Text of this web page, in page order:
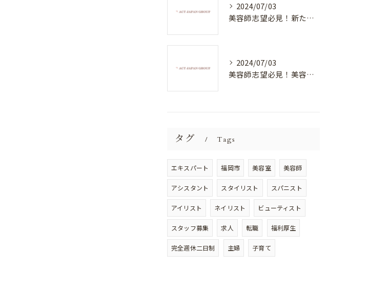
2024/07/03
美容師志望必見！新たな価値を創造する美容室でハイレベルな技術を学べる環境
2024/07/03
美容師志望必見！美容室NEWSTANDARDで最高のスキルアップを目指そう！
タグ Tags
エキスパート 福岡市 美容室 美容師
アシスタント スタイリスト スパニスト
アイリスト ネイリスト ビューティスト
スタッフ募集 求人 転職 福利厚生
完全週休二日制 主婦 子育て